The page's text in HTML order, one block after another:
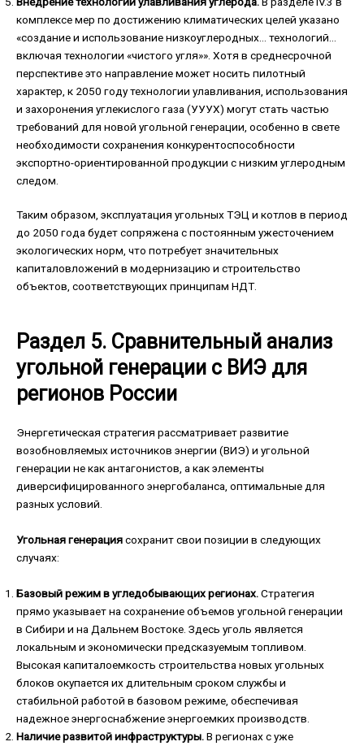
комплексе мер по достижению климатических целей указано
«создание и использование низкоуглеродных… технологий…
включая технологии «чистого угля»». Хотя в среднесрочной
перспективе это направление может носить пилотный
характер, к 2050 году технологии улавливания, использования
и захоронения углекислого газа (УУУХ) могут стать частью
требований для новой угольной генерации, особенно в свете
необходимости сохранения конкурентоспособности
экспортно-ориентированной продукции с низким углеродным
следом.
Таким образом, эксплуатация угольных ТЭЦ и котлов в период
до 2050 года будет сопряжена с постоянным ужесточением
экологических норм, что потребует значительных
капиталовложений в модернизацию и строительство
объектов, соответствующих принципам НДТ.
Раздел 5. Сравнительный анализ
угольной генерации с ВИЭ для
регионов России
Энергетическая стратегия рассматривает развитие
возобновляемых источников энергии (ВИЭ) и угольной
генерации не как антагонистов, а как элементы
диверсифицированного энергобаланса, оптимальные для
разных условий.
Угольная генерациясохранит свои позиции в следующих
случаях:
Базовый режим в угледобывающих регионах.Стратегия
прямо указывает на сохранение объемов угольной генерации
в Сибири и на Дальнем Востоке. Здесь уголь является
локальным и экономически предсказуемым топливом.
Высокая капиталоемкость строительства новых угольных
блоков окупается их длительным сроком службы и
стабильной работой в базовом режиме, обеспечивая
надежное энергоснабжение энергоемких производств.
Наличие развитой инфраструктуры.В регионах с уже